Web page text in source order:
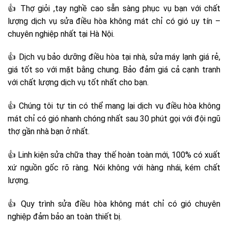
👍 Thợ giỏi ,tay nghề cao sẵn sàng phục vụ bạn với chất
lượng dịch vụ sửa điều hòa không mát chỉ có gió uy tín –
chuyên nghiệp nhất tại Hà Nội.
👍 Dịch vụ bảo dưỡng điều hòa tại nhà, sửa máy lạnh giá rẻ,
giá tốt so với mặt bằng chung. Bảo đảm giá cả cạnh tranh
với chất lượng dịch vụ tốt nhất cho bạn.
👍 Chúng tôi tự tin có thể mang lại dịch vụ điều hòa không
mát chỉ có gió nhanh chóng nhất sau 30 phút gọi với đội ngũ
thợ gần nhà bạn ở nhất.
👍 Linh kiện sửa chữa thay thế hoàn toàn mới, 100% có xuất
xứ nguồn gốc rõ ràng. Nói không với hàng nhái, kém chất
lượng.
👍 Quy trình sửa điều hòa không mát chỉ có gió chuyên
nghiệp đảm bảo an toàn thiết bị.